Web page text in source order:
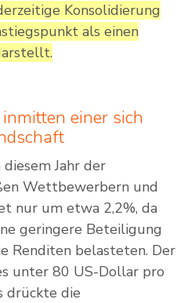
Konsolidierung
als einen
einer sich
Jahr der
Wettbewerbern und
nur um etwa 2,2%, da
geringere Beteiligung
Renditen belasteten. Der
unter 80 US-Dollar pro
drückte die